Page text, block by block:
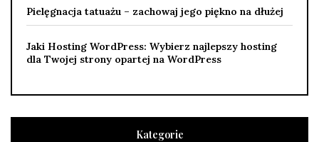
Pielęgnacja tatuażu – zachowaj jego piękno na dłużej
Jaki Hosting WordPress: Wybierz najlepszy hosting
dla Twojej strony opartej na WordPress
Kategorie